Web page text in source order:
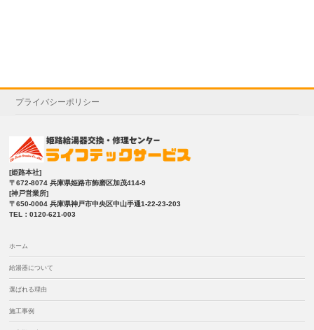
プライバシーポリシー
[姫路本社]
〒672-8074 兵庫県姫路市飾磨区加茂414-9
[神戸営業所]
〒650-0004 兵庫県神戸市中央区中山手通1-22-23-203
TEL：0120-621-003
ホーム
給湯器について
選ばれる理由
施工事例